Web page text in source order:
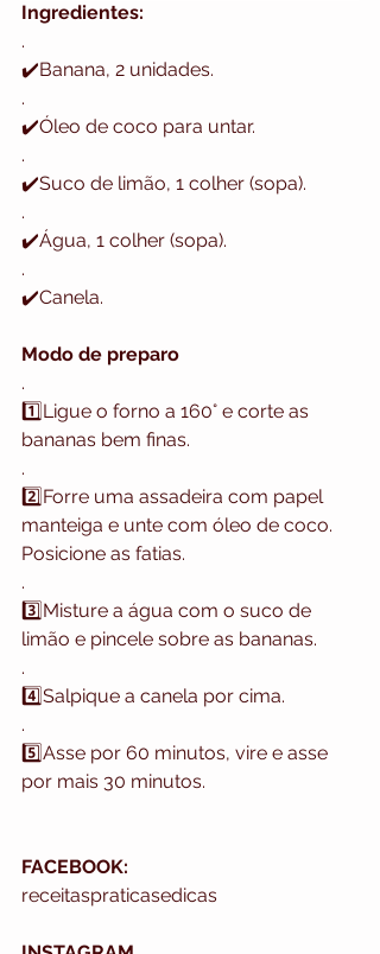
Ingredientes:
.
✔️Banana, 2 unidades.
.
✔️Óleo de coco para untar.
.
✔️Suco de limão, 1 colher (sopa).
.
✔️Água, 1 colher (sopa).
.
✔️Canela.
Modo de preparo
.
1️⃣Ligue o forno a 160° e corte as
bananas bem finas.
.
2️⃣Forre uma assadeira com papel
manteiga e unte com óleo de coco.
Posicione as fatias.
.
3️⃣Misture a água com o suco de
limão e pincele sobre as bananas.
.
4️⃣Salpique a canela por cima.
.
5️⃣Asse por 60 minutos, vire e asse
por mais 30 minutos.
FACEBOOK:
receitaspraticasedicas